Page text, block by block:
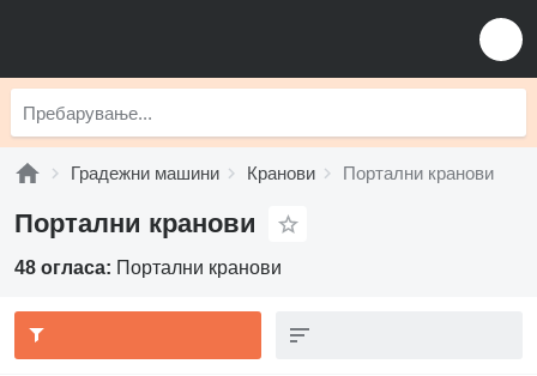
Градежни машини Кранови Портални кранови
Портални кранови
48 огласа: Портални кранови